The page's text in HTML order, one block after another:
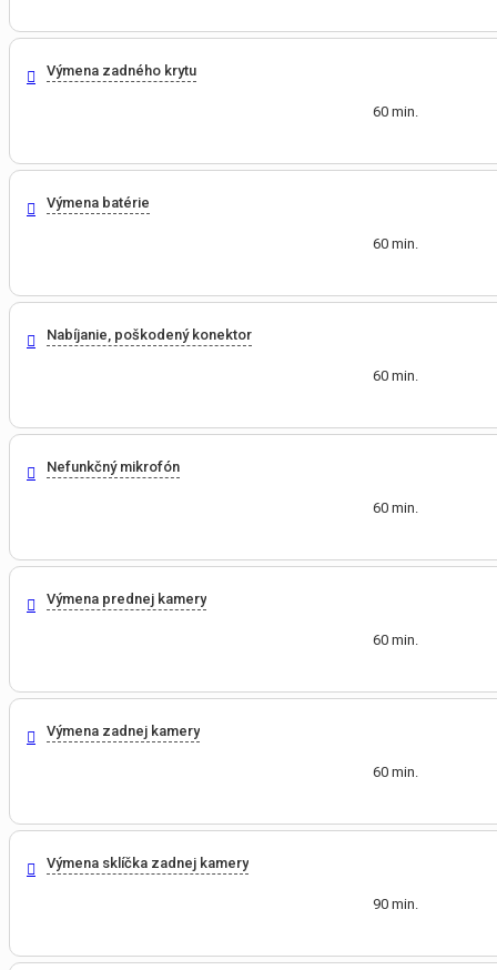
Výmena zadného krytu
60 min.
Výmena batérie
60 min.
Nabíjanie, poškodený konektor
60 min.
Nefunkčný mikrofón
60 min.
Výmena prednej kamery
60 min.
Výmena zadnej kamery
60 min.
Výmena sklíčka zadnej kamery
90 min.